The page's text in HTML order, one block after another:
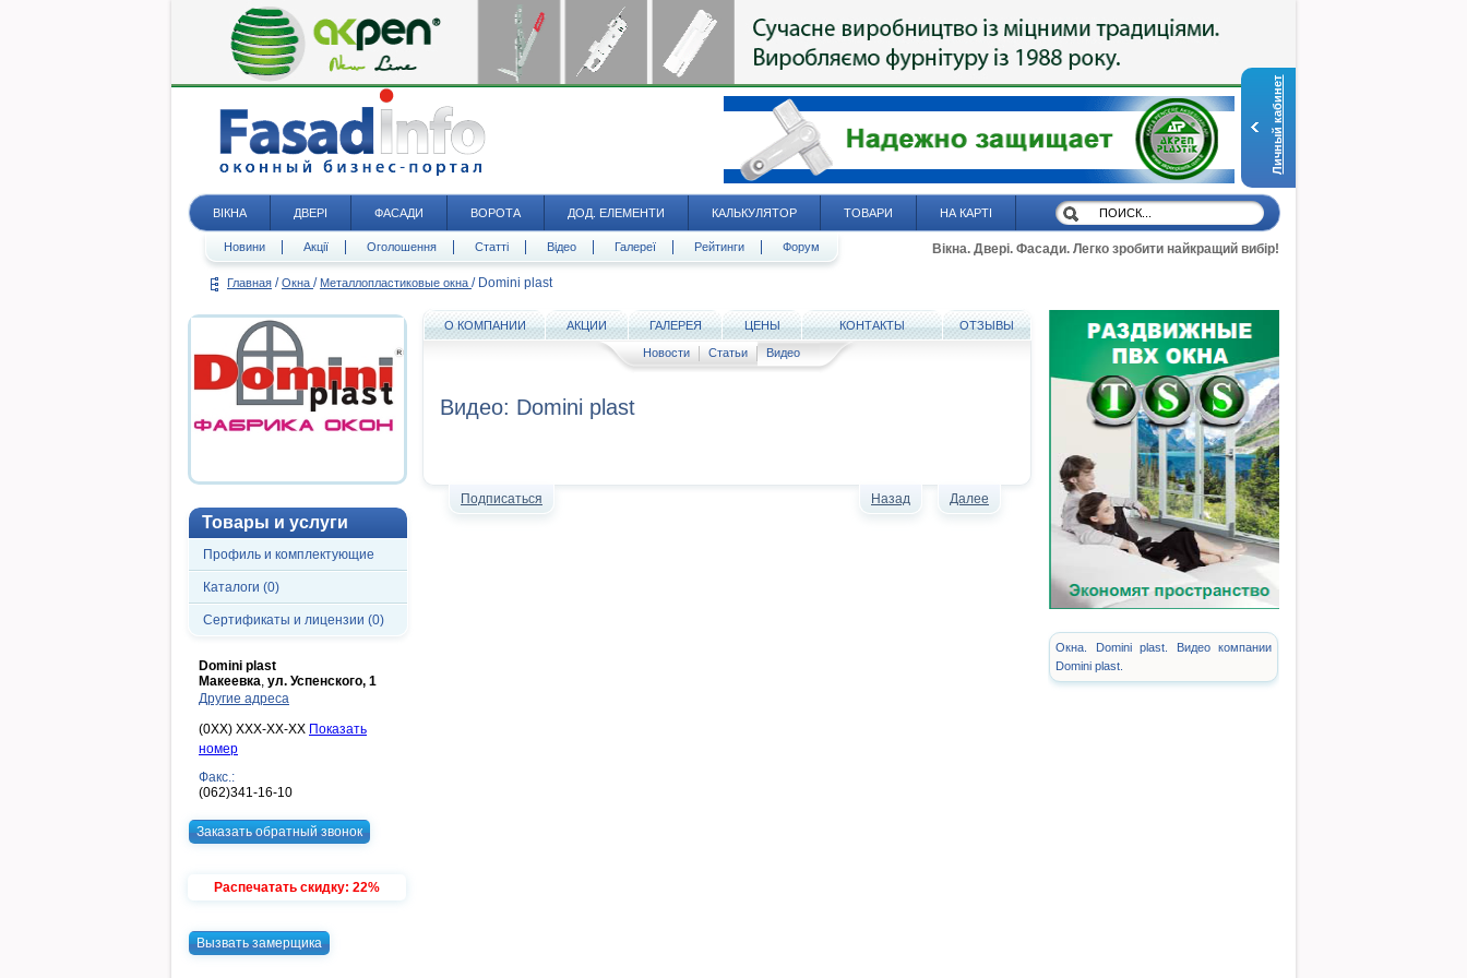
Личный кабинет
ВІКНА ДВЕРІ ФАСАДИ ВОРОТА ДОД. ЕЛЕМЕНТИ КАЛЬКУЛЯТОР ТОВАРИ НА КАРТІ
Новини Акції Оголошення Статті Відео Галереї Рейтинги Форум Вікна. Двері. Фасади. Легко зробити найкращий вибір!
Главная / Окна / Металлопластиковые окна / Domini plast
Товары и услуги
Профиль и комплектующие
Каталоги (0)
Сертификаты и лицензии (0)
Domini plast
Макеевка, ул. Успенского, 1
Другие адреса
(0XX) XXX-XX-XX Показать
номер
Факс.:
(062)341-16-10
Заказать обратный звонок
Распечатать скидку: 22%
Вызвать замерщика
О КОМПАНИИ АКЦИИ ГАЛЕРЕЯ ЦЕНЫ КОНТАКТЫ ОТЗЫВЫ
Новости Статьи Видео
Видео: Domini plast
Подписаться Назад Далее
Окна. Domini plast. Видео компании
Domini plast.